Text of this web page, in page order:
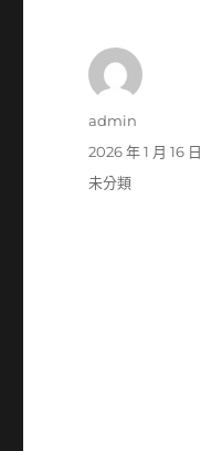
作
admin
發
佈
2026 年 1 月 16 日
分
未分類